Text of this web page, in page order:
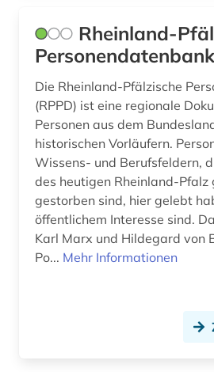
tagebuch 1775-­1832 (1)
technik (1)
theater (2)
theaterwissenschaft (2)
theologe (1)
theologie (1)
thüringen (1)
Rheinland-
Personendatenbank
Die Rheinland-Pfälzische
(RPPD) ist eine regionale
Personen aus dem
historischen Vorläufern. Personen aus allen
Wissens- und Berufsfeldern,
des heutigen Rheinland-Pfalz
gestorben sind, hier gelebt
öffentlichem Interesse sind.
Karl Marx und Hildegard von
Po... Mehr Informationen